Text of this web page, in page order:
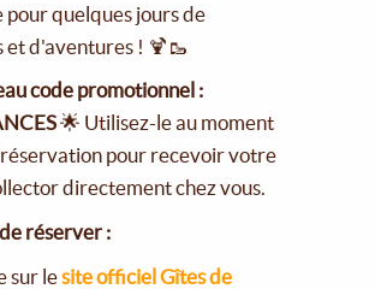
quelques jours de
et d'aventures ! 🍹🥾
code promotionnel :
🌟 Utilisez-le au moment
pour recevoir votre
directement chez vous.
réserver :
sur lesite officiel Gîtes de